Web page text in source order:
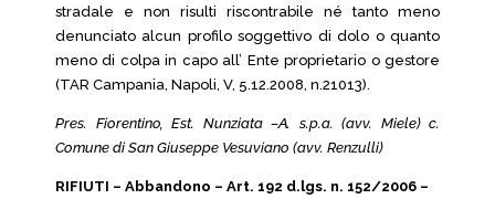
stradale e non risulti riscontrabile né tanto meno
denunciato alcun profilo soggettivo di dolo o quanto
meno di colpa in capo all’ Ente proprietario o gestore
(TAR Campania, Napoli, V, 5.12.2008, n.21013).
Pres. Fiorentino, Est. Nunziata –A. s.p.a. (avv. Miele) c.
Comune di San Giuseppe Vesuviano (avv. Renzulli)
RIFIUTI – Abbandono – Art. 192 d.lgs. n. 152/2006 –